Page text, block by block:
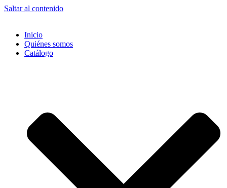
Saltar al contenido
Inicio
Quiénes somos
Catálogo